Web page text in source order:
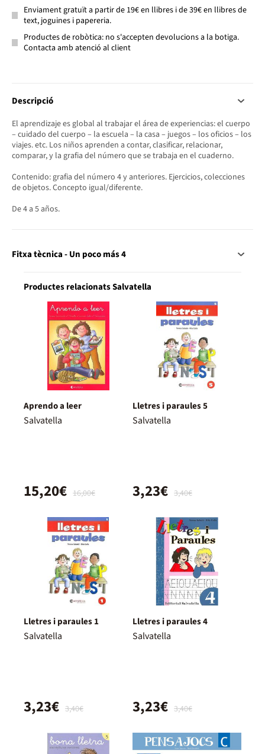
Enviament gratuït a partir de 19€ en llibres i de 39€ en llibres de
text, joguines i papereria.
Productes de robòtica: no s'accepten devolucions a la botiga.
Contacta amb atenció al client
Descripció
El aprendizaje es global al trabajar el área de experiencias: el cuerpo
– cuidado del cuerpo – la escuela – la casa – juegos – los oficios – los
viajes. etc. Los niños aprenden a contar, clasificar, relacionar,
comparar, y la grafia del número que se trabaja en el cuaderno.
Contenido: grafia del número 4 y anteriores. Ejercicios, colecciones
de objetos. Concepto igual/diferente.
De 4 a 5 años.
Fitxa tècnica - Un poco más 4
Productes relacionats Salvatella
Aprendo a leer
Salvatella
16,00€
15,20€
Lletres i paraules 5
Salvatella
3,40€
3,23€
Lletres i paraules 1
Salvatella
3,40€
3,23€
Lletres i paraules 4
Salvatella
3,40€
3,23€